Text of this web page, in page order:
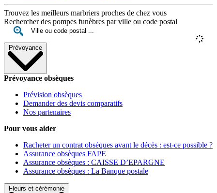
Trouvez les meilleurs marbriers proches de chez vous
Rechercher des pompes funèbres par ville ou code postal
Prévoyance
Prévoyance obsèques
Prévision obsèques
Demander des devis comparatifs
Nos partenaires
Pour vous aider
Racheter un contrat obsèques avant le décès : est-ce possible ?
Assurance obsèques FAPE
Assurance obsèques : CAISSE D’EPARGNE
Assurance obsèques : La Banque postale
Fleurs et cérémonie